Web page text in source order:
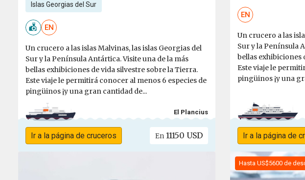
Islas Georgias del Sur
EN
Un crucero a las islas Malvinas, las islas Georgias del
Sur y la Península Antártica. Visite una de la más
bellas exhibiciones de vida silvestre sobre la Tierra.
Este viaje le permitirá conocer al menos 6 especies de
pingüinos ¡y una gran cantidad de...
El Plancius
Ir a la página de cruceros En 11150 USD
EN
Un crucero a las
Sur y la Península
bellas exhibiciones
Este viaje le
pingüinos ¡y una
Ir a la página de
Hasta US$5600 de